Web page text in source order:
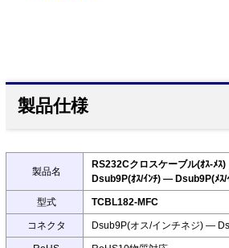
製品仕様
製品名
RS232Cクロスケーブル(ｵｽ-ﾒ
Dsub9P(ｵｽ/ｲﾝﾁ) ― Dsub9P(ﾒｽ/
型式 TCBL182-MFC
コネクタ Dsub9P(オス/インチネジ) ―